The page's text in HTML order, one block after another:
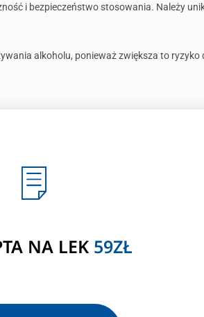
i bezpieczeństwo stosowania. Należy
alkoholu, ponieważ zwiększa to ryzyko
NA LEK 59ZŁ